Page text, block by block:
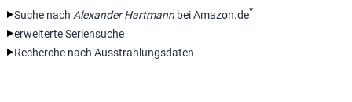
Suche nach Alexander Hartmann bei Amazon.de*
erweiterte Seriensuche
Recherche nach Ausstrahlungsdaten